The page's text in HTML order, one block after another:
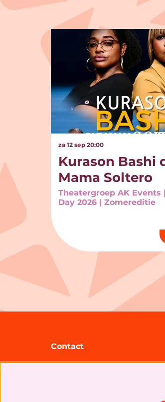
Overslaan
Kurason Bashi
Mama Soltero
Theatergroep AK Events
Day 2026 | Zomereditie
za 12 sep 20:00
Contact
Theater Zuidplein